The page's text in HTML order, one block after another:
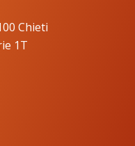
Chieti
1T